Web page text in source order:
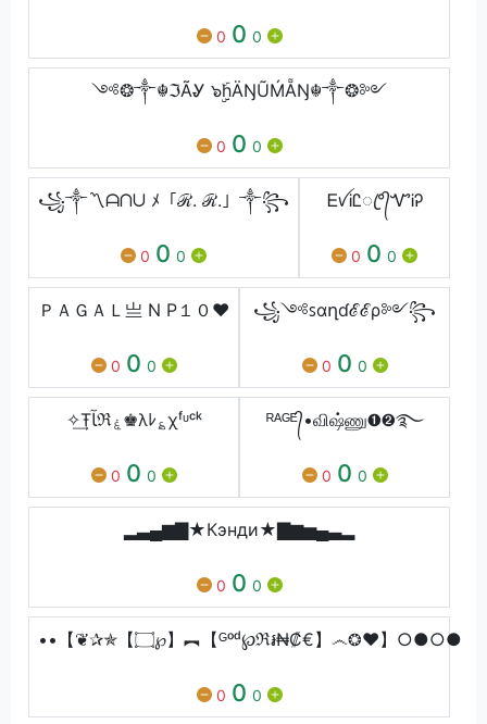
0 0 0
༺❂༒☬ℑÃᎽ ๖ۣۣۜhÄŊŨḾẴŊ☬༒❂༻
0 0 0
꧁༒〽️ᗩᑎᑌ ﾒ「ℛ. ℛ.」༒꧂
0 0 0
ᎬꪜᎥᏝꦿ°᭄ᏉᎥᎮ
0 0 0
ＰＡＧＡＬ亗 N P１０❤
0 0 0
꧁༺ꜱɑղɗℰℰρ༻꧂
0 0 0
✧͢Ŧﺂℜۼ♚λﾚ؏χᶠᶸᶜᵏ
0 0 0
ᴿᴬᴳᴱ᭄•விஷ்ணு➊➋࿐
0 0 0
▂▃▄▆▇★Кэнди★▇▆▅▄▃▂
0 0 0
••【❦✰✯【۝℘】︻【ᴳᵒᵈ℘ℜ៛₦₡€】෴❂♥】○●○●
0 0 0